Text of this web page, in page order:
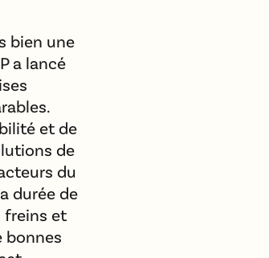
bien une
a lancé
et de
de
du
durée de
freins et
bonnes